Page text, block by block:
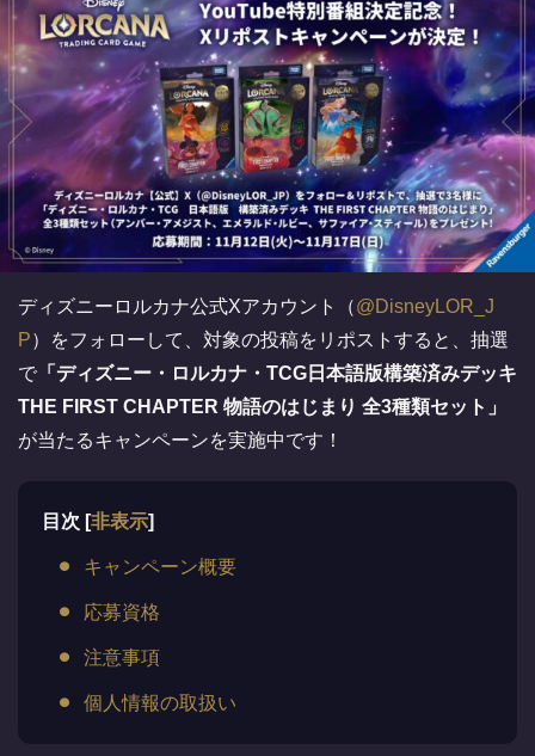
ディズニーロルカナ公式Xアカウント（@DisneyLOR_J
P）をフォローして、対象の投稿をリポストすると、抽選
で 「ディズニー・ロルカナ・TCG日本語版構築済みデッキ
THE FIRST CHAPTER 物語のはじまり 全3種類セット」
が当たるキャンペーンを実施中です！
目次 [非表示]
キャンペーン概要
応募資格
注意事項
個人情報の取扱い